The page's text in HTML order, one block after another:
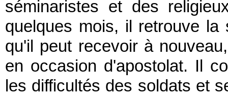
séminaristes et des
quelques mois, il retrouve la
qu'il peut recevoir à
en occasion d'apostolat. Il
les difficultés des soldats et